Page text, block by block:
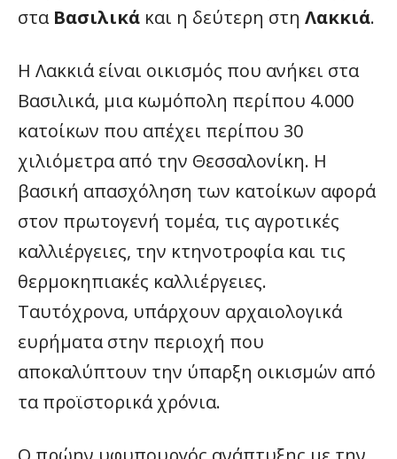
στα Βασιλικά και η δεύτερη στη Λακκιά.
Η Λακκιά είναι οικισμός που ανήκει στα
Βασιλικά, μια κωμόπολη περίπου 4.000
κατοίκων που απέχει περίπου 30
χιλιόμετρα από την Θεσσαλονίκη. Η
βασική απασχόληση των κατοίκων αφορά
στον πρωτογενή τομέα, τις αγροτικές
καλλιέργειες, την κτηνοτροφία και τις
θερμοκηπιακές καλλιέργειες.
Ταυτόχρονα, υπάρχουν αρχαιολογικά
ευρήματα στην περιοχή που
αποκαλύπτουν την ύπαρξη οικισμών από
τα προϊστορικά χρόνια.